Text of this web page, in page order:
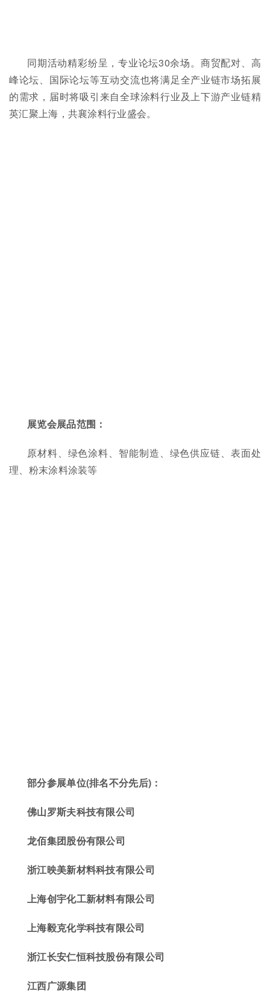
同期活动精彩纷呈，专业论坛30余场。商贸配对、高
峰论坛、国际论坛等互动交流也将满足全产业链市场拓展
的需求，届时将吸引来自全球涂料行业及上下游产业链精
英汇聚上海，共襄涂料行业盛会。
展览会展品范围：
原材料、绿色涂料、智能制造、绿色供应链、表面处
理、粉末涂料涂装等
部分参展单位(排名不分先后) ：
佛山罗斯夫科技有限公司
龙佰集团股份有限公司
浙江映美新材料科技有限公司
上海创宇化工新材料有限公司
上海毅克化学科技有限公司
浙江长安仁恒科技股份有限公司
江西广源集团